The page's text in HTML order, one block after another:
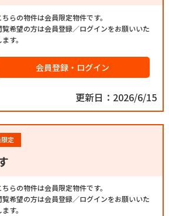
ちらの物件は会員限定物件です。
覧希望の方は会員登録／ログインをお願いいた
ます。
会員登録・ログイン
更新日：2026/6/15
定
ちらの物件は会員限定物件です。
覧希望の方は会員登録／ログインをお願いいた
ます。